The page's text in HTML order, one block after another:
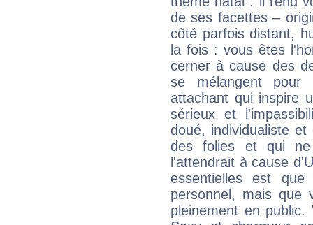
de ses facettes –
côté parfois distant,
la fois : vous êtes
cerner à cause des
se mélangent
attachant qui inspire
sérieux et
doué, individualiste
des folies et qui
l'attendrait à cause
essentielles est
personnel, mais que
pleinement en